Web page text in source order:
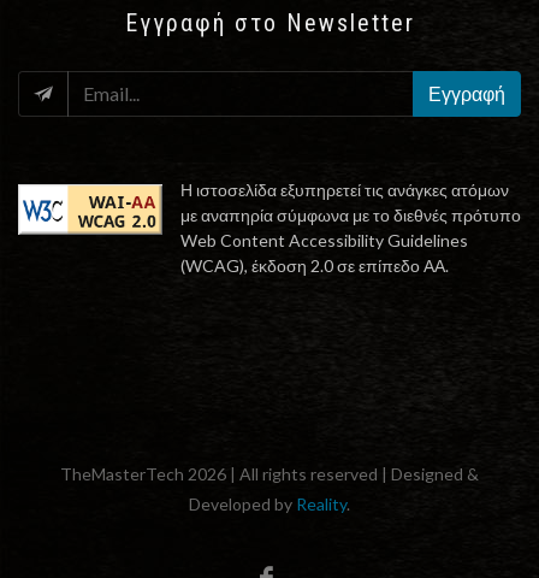
Εγγραφή στο Newsletter
EMAIL
Εγγραφή
Η ιστοσελίδα εξυπηρετεί τις ανάγκες ατόμων
με αναπηρία σύμφωνα με το διεθνές πρότυπο
Web Content Accessibility Guidelines
(WCAG), έκδοση 2.0 σε επίπεδο ΑΑ.
TheMasterTech 2026 | All rights reserved | Designed &
Developed by Reality.